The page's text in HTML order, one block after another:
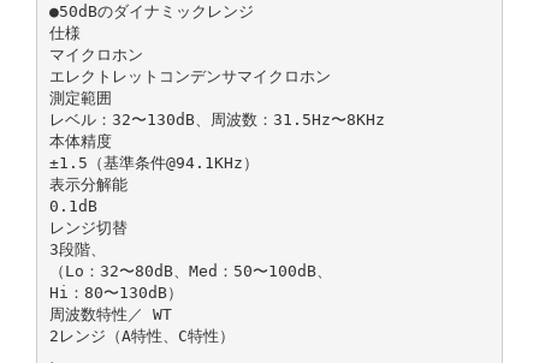
●50dBのダイナミックレンジ
仕様
マイクロホン
エレクトレットコンデンサマイクロホン
測定範囲
レベル：32〜130dB、周波数：31.5Hz〜8KHz
本体精度
±1.5（基準条件@94.1KHz）
表示分解能
0.1dB
レンジ切替
3段階、
（Lo：32〜80dB、Med：50〜100dB、
Hi：80〜130dB）
周波数特性／ WT
2レンジ（A特性、C特性）